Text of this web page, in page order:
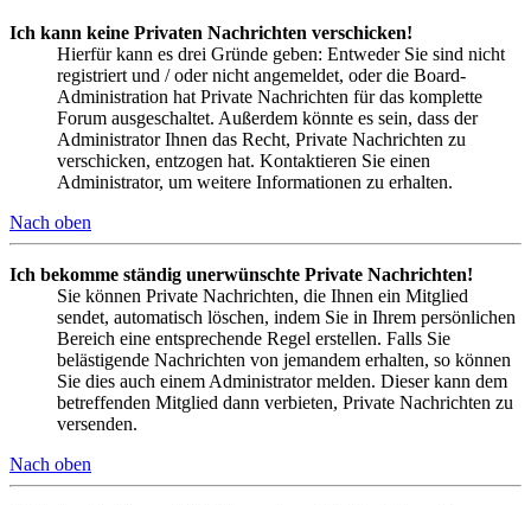
Ich kann keine Privaten Nachrichten verschicken!
Hierfür kann es drei Gründe geben: Entweder Sie sind nicht
registriert und / oder nicht angemeldet, oder die Board-
Administration hat Private Nachrichten für das komplette
Forum ausgeschaltet. Außerdem könnte es sein, dass der
Administrator Ihnen das Recht, Private Nachrichten zu
verschicken, entzogen hat. Kontaktieren Sie einen
Administrator, um weitere Informationen zu erhalten.
Nach oben
Ich bekomme ständig unerwünschte Private Nachrichten!
Sie können Private Nachrichten, die Ihnen ein Mitglied
sendet, automatisch löschen, indem Sie in Ihrem persönlichen
Bereich eine entsprechende Regel erstellen. Falls Sie
belästigende Nachrichten von jemandem erhalten, so können
Sie dies auch einem Administrator melden. Dieser kann dem
betreffenden Mitglied dann verbieten, Private Nachrichten zu
versenden.
Nach oben